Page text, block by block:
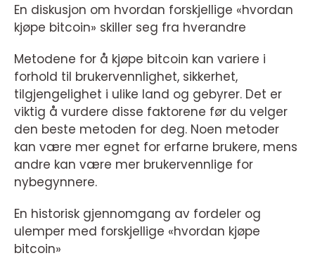
En diskusjon om hvordan forskjellige «hvordan
kjøpe bitcoin» skiller seg fra hverandre
Metodene for å kjøpe bitcoin kan variere i
forhold til brukervennlighet, sikkerhet,
tilgjengelighet i ulike land og gebyrer. Det er
viktig å vurdere disse faktorene før du velger
den beste metoden for deg. Noen metoder
kan være mer egnet for erfarne brukere, mens
andre kan være mer brukervennlige for
nybegynnere.
En historisk gjennomgang av fordeler og
ulemper med forskjellige «hvordan kjøpe
bitcoin»